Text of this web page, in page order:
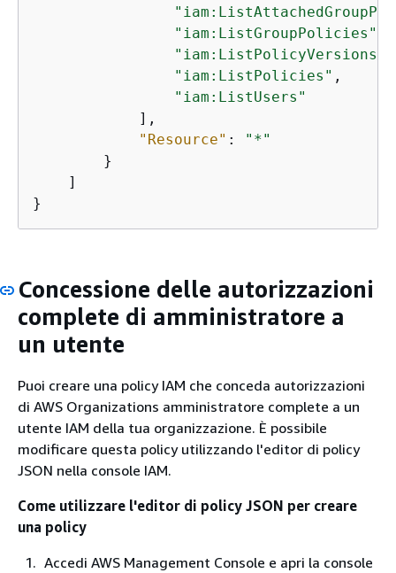
"iam:ListGroupPolicies"
"iam:ListPolicyVersions"
"iam:ListPolicies" ,
"iam:ListUsers"
            ],
"Resource" :
"*"
        }
    ]
}
Concessione delle autorizzazioni
complete di amministratore a
un utente
Puoi creare una policy IAM che conceda autorizzazioni
di AWS Organizations amministratore complete a un
utente IAM della tua organizzazione. È possibile
modificare questa policy utilizzando l'editor di policy
JSON nella console IAM.
Come utilizzare l'editor di policy JSON per creare
una policy
Accedi AWS Management Console e apri la console